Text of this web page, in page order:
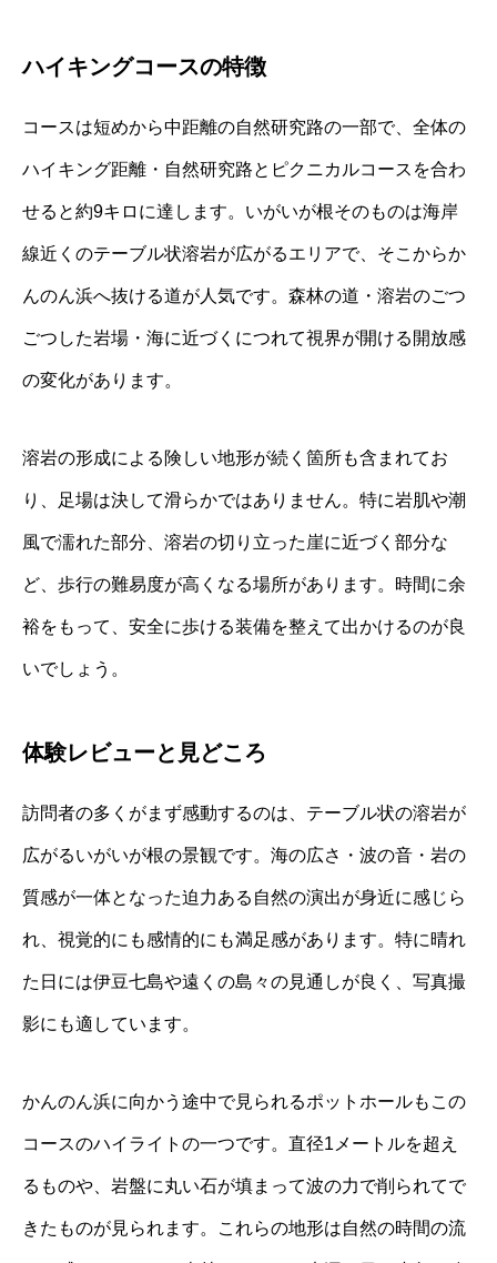
ハイキングコースの特徴
コースは短めから中距離の自然研究路の一部で、全体の
ハイキング距離・自然研究路とピクニカルコースを合わ
せると約9キロに達します。いがいが根そのものは海岸
線近くのテーブル状溶岩が広がるエリアで、そこからか
んのん浜へ抜ける道が人気です。森林の道・溶岩のごつ
ごつした岩場・海に近づくにつれて視界が開ける開放感
の変化があります。
溶岩の形成による険しい地形が続く箇所も含まれてお
り、足場は決して滑らかではありません。特に岩肌や潮
風で濡れた部分、溶岩の切り立った崖に近づく部分な
ど、歩行の難易度が高くなる場所があります。時間に余
裕をもって、安全に歩ける装備を整えて出かけるのが良
いでしょう。
体験レビューと見どころ
訪問者の多くがまず感動するのは、テーブル状の溶岩が
広がるいがいが根の景観です。海の広さ・波の音・岩の
質感が一体となった迫力ある自然の演出が身近に感じら
れ、視覚的にも感情的にも満足感があります。特に晴れ
た日には伊豆七島や遠くの島々の見通しが良く、写真撮
影にも適しています。
かんのん浜に向かう途中で見られるポットホールもこの
コースのハイライトの一つです。直径1メートルを超え
るものや、岩盤に丸い石が填まって波の力で削られてで
きたものが見られます。これらの地形は自然の時間の流